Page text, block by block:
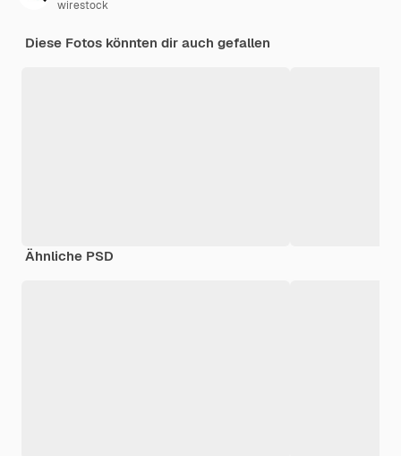
wirestock
Diese Fotos könnten dir auch gefallen
Ähnliche PSD